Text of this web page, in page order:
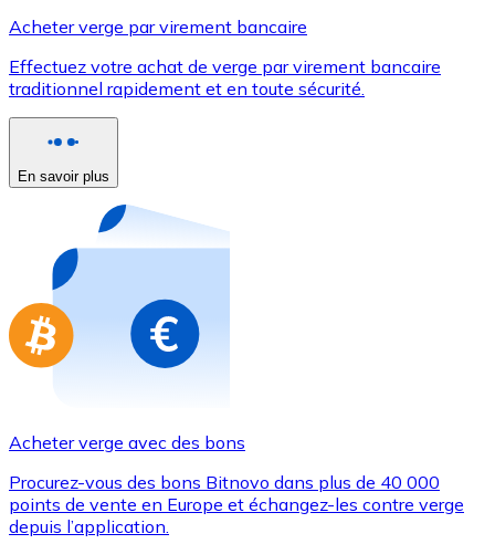
Utilisez les cartes Visa et Mastercard pour acheter
Acheter avec carte
Nouveau
Achetez des cartes-cadeaux de vos marques
Aller à la boutique de cartes-cadeaux
Acheter verge par virement bancaire
Effectuez votre achat de verge par virement bancaire
traditionnel rapidement et en toute sécurité.
En savoir plus
Acheter verge avec des bons
Procurez-vous des bons Bitnovo dans plus de 40 000
points de vente en Europe et échangez-les contre verge
depuis l’application.